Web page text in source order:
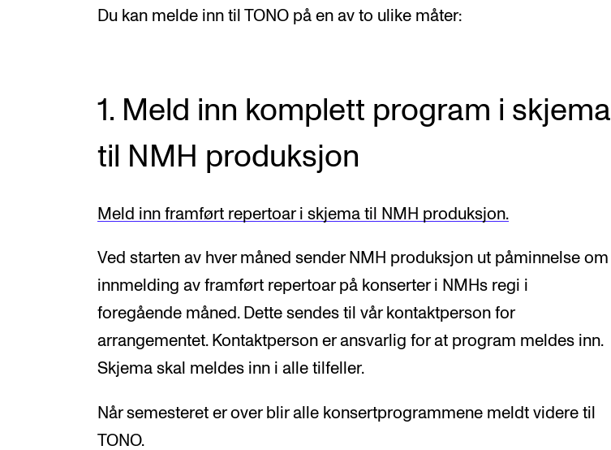
Mangfold og likestilling
Du kan melde inn til TONO på en av to ulike måter:
1. Meld inn komplett program i skjema
til NMH produksjon
Meld inn framført repertoar i skjema til NMH produksjon.
Ved starten av hver måned sender NMH produksjon ut påminnelse om
innmelding av framført repertoar på konserter i NMHs regi i
foregående måned. Dette sendes til vår kontaktperson for
arrangementet. Kontaktperson er ansvarlig for at program meldes inn.
Skjema skal meldes inn i alle tilfeller.
Når semesteret er over blir alle konsertprogrammene meldt videre til
TONO.